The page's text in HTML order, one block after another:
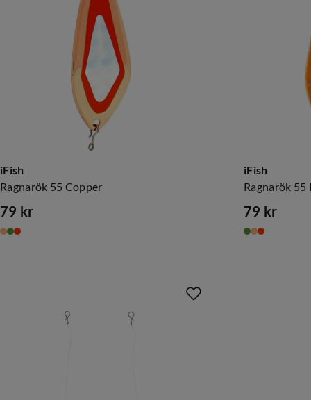
iFish
Ragnarök 55 Copper
price
79 kr
iFish
Ragnarök 55
price
79 kr